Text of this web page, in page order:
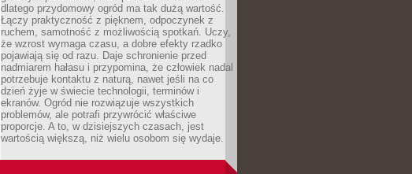
dlatego przydomowy ogród ma tak dużą wartość.
Łączy praktyczność z pięknem, odpoczynek z
ruchem, samotność z możliwością spotkań. Uczy,
że wzrost wymaga czasu, a dobre efekty rzadko
pojawiają się od razu. Daje schronienie przed
nadmiarem hałasu i przypomina, że człowiek nadal
potrzebuje kontaktu z naturą, nawet jeśli na co
dzień żyje w świecie technologii, terminów i
ekranów. Ogród nie rozwiązuje wszystkich
problemów, ale potrafi przywrócić właściwe
proporcje. A to, w dzisiejszych czasach, jest
wartością większą, niż wielu osobom się wydaje.